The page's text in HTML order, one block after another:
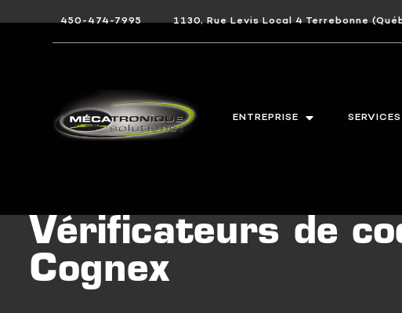
450-474-7995 1130, Rue Levis Local 4 Terrebonne
ENTREPRISE SERVICES
Vérificateurs de
Cognex